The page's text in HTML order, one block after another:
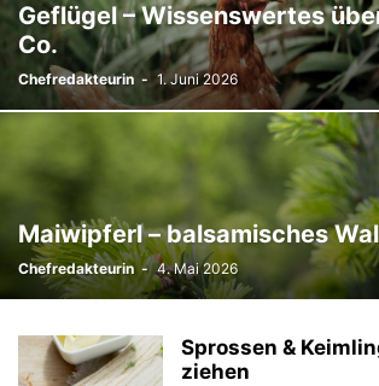
Geflügel – Wissenswertes
Co.
Chefredakteurin - 1. Juni 2026
Maiwipferl – balsamisches
Chefredakteurin - 4. Mai 2026
Sprossen &
ziehen